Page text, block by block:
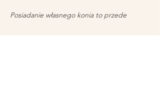
Posiadanie własnego konia to przede